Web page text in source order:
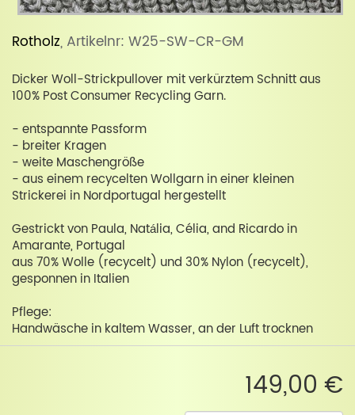
Rotholz, Artikelnr: W25-SW-CR-GM
Dicker Woll-Strickpullover mit verkürztem Schnitt aus
100% Post Consumer Recycling Garn.
- entspannte Passform
- breiter Kragen
- weite Maschengröße
- aus einem recycelten Wollgarn in einer kleinen
Strickerei in Nordportugal hergestellt
Gestrickt von Paula, Natália, Célia, and Ricardo in
Amarante, Portugal
aus 70% Wolle (recycelt) und 30% Nylon (recycelt),
gesponnen in Italien
Pflege:
Handwäsche in kaltem Wasser, an der Luft trocknen
149,00 €